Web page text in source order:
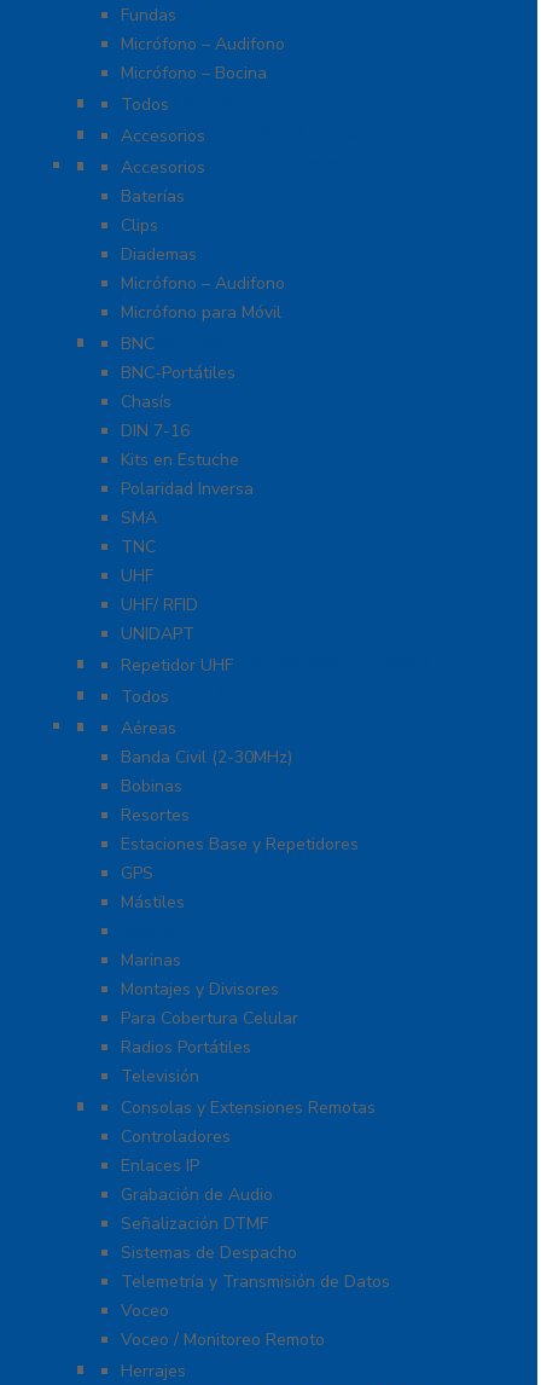
Fundas
Micrófono – Audifono
Micrófono – Bocina
Radios Amateur
Todos
Accesorios para Otras Marcas
Accesorios
Accesorios Para Motorola
Accesorios
Baterías
Clips
Diademas
Micrófono – Audifono
Micrófono para Móvil
Adaptadores
BNC
BNC-Portátiles
Chasís
DIN 7-16
Kits en Estuche
Polaridad Inversa
SMA
TNC
UHF
UHF/ RFID
UNIDAPT
Repetidores para Radiocomunicación
Repetidor UHF
Radio Sobre Celular PoC
Todos
Antenas
Aéreas
Banda Civil (2-30MHz)
Bobinas
Resortes
Estaciones Base y Repetidores
GPS
Mástiles
Marinas
Montajes y Divisores
Para Cobertura Celular
Radios Portátiles
Televisión
Aplicaciones y Soluciones
Consolas y Extensiones Remotas
Controladores
Enlaces IP
Grabación de Audio
Señalización DTMF
Sistemas de Despacho
Telemetría y Transmisión de Datos
Voceo
Voceo / Monitoreo Remoto
Cables
Herrajes